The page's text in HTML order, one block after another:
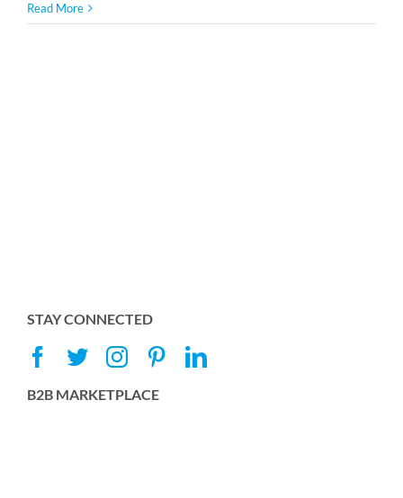
Aktif
Read More
STAY CONNECTED
B2B MARKETPLACE